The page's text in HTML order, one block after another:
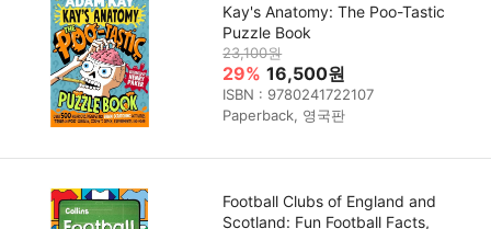
Kay's Anatomy: The Poo-Tastic
Puzzle Book
23,100원
29% 16,500원
ISBN : 9780241722107
Paperback, 영국판
Football Clubs of England and
Scotland: Fun Football Facts,